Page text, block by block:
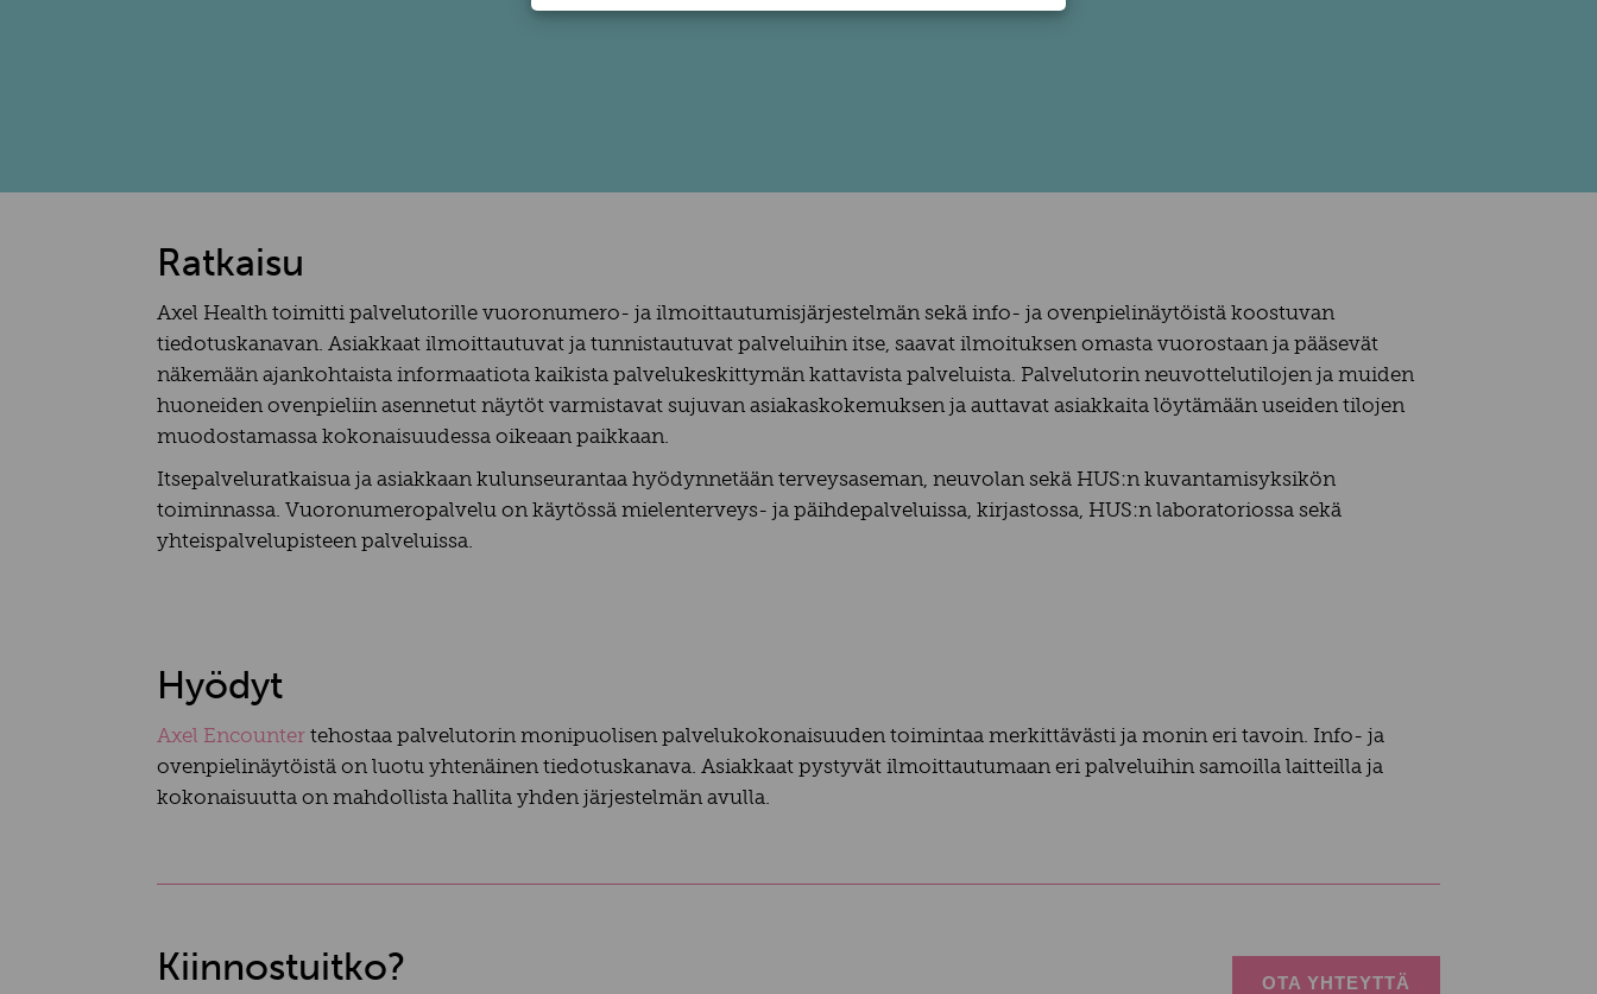
Ratkaisu
Axel Health toimitti palvelutorille vuoronumero- ja ilmoittautumisjärjestelmän sekä info- ja ovenpielinäytöistä koostuvan
tiedotuskanavan. Asiakkaat ilmoittautuvat ja tunnistautuvat palveluihin itse, saavat ilmoituksen omasta vuorostaan ja pääsevät
näkemään ajankohtaista informaatiota kaikista palvelukeskittymän kattavista palveluista. Palvelutorin neuvottelutilojen ja muiden
huoneiden ovenpieliin asennetut näytöt varmistavat sujuvan asiakaskokemuksen ja auttavat asiakkaita löytämään useiden tilojen
muodostamassa kokonaisuudessa oikeaan paikkaan.
Itsepalveluratkaisua ja asiakkaan kulunseurantaa hyödynnetään terveysaseman, neuvolan sekä HUS:n kuvantamisyksikön
toiminnassa. Vuoronumeropalvelu on käytössä mielenterveys- ja päihdepalveluissa, kirjastossa, HUS:n laboratoriossa sekä
yhteispalvelupisteen palveluissa.
Hyödyt
Axel Encounter tehostaa palvelutorin monipuolisen palvelukokonaisuuden toimintaa merkittävästi ja monin eri tavoin. Info- ja
ovenpielinäytöistä on luotu yhtenäinen tiedotuskanava. Asiakkaat pystyvät ilmoittautumaan eri palveluihin samoilla laitteilla ja
kokonaisuutta on mahdollista hallita yhden järjestelmän avulla.
Kiinnostuitko? OTA YHTEYTTÄ